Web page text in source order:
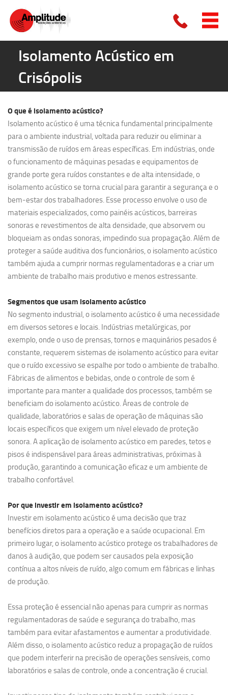
Isolamento Acústico em
Crisópolis
O que é isolamento acústico?
Isolamento acústico é uma técnica fundamental principalmente
para o ambiente industrial, voltada para reduzir ou eliminar a
transmissão de ruídos em áreas específicas. Em indústrias, onde
o funcionamento de máquinas pesadas e equipamentos de
grande porte gera ruídos constantes e de alta intensidade, o
isolamento acústico se torna crucial para garantir a segurança e o
bem-estar dos trabalhadores. Esse processo envolve o uso de
materiais especializados, como painéis acústicos, barreiras
sonoras e revestimentos de alta densidade, que absorvem ou
bloqueiam as ondas sonoras, impedindo sua propagação. Além de
proteger a saúde auditiva dos funcionários, o isolamento acústico
também ajuda a cumprir normas regulamentadoras e a criar um
ambiente de trabalho mais produtivo e menos estressante.
Segmentos que usam isolamento acústico
No segmento industrial, o isolamento acústico é uma necessidade
em diversos setores e locais. Indústrias metalúrgicas, por
exemplo, onde o uso de prensas, tornos e maquinários pesados é
constante, requerem sistemas de isolamento acústico para evitar
que o ruído excessivo se espalhe por todo o ambiente de trabalho.
Fábricas de alimentos e bebidas, onde o controle de som é
importante para manter a qualidade dos processos, também se
beneficiam do isolamento acústico. Áreas de controle de
qualidade, laboratórios e salas de operação de máquinas são
locais específicos que exigem um nível elevado de proteção
sonora. A aplicação de isolamento acústico em paredes, tetos e
pisos é indispensável para áreas administrativas, próximas à
produção, garantindo a comunicação eficaz e um ambiente de
trabalho confortável.
Por que investir em isolamento acústico?
Investir em isolamento acústico é uma decisão que traz
benefícios diretos para a operação e a saúde ocupacional. Em
primeiro lugar, o isolamento acústico protege os trabalhadores de
danos à audição, que podem ser causados pela exposição
contínua a altos níveis de ruído, algo comum em fábricas e linhas
de produção.
Essa proteção é essencial não apenas para cumprir as normas
regulamentadoras de saúde e segurança do trabalho, mas
também para evitar afastamentos e aumentar a produtividade.
Além disso, o isolamento acústico reduz a propagação de ruídos
que podem interferir na precisão de operações sensíveis, como
laboratórios e salas de controle, onde a concentração é crucial.